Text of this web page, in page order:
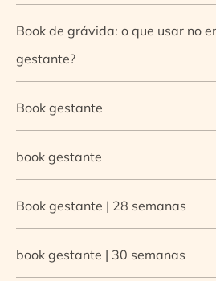
Book de grávida: o que usar no
gestante?
Book gestante
book gestante
Book gestante | 28 semanas
book gestante | 30 semanas